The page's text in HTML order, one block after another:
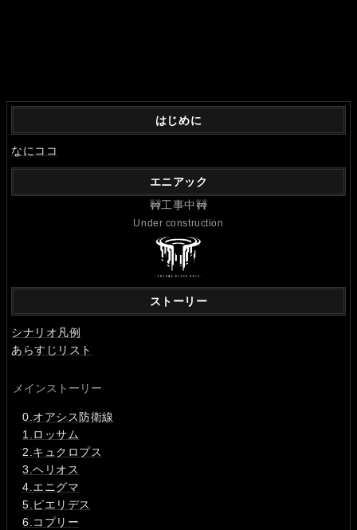
はじめに
なにココ
エニアック
🚧工事中🚧
Under construction
ストーリー
シナリオ凡例
あらすじリスト
メインストーリー
0.オアシス防衛線
1.ロッサム
2.キュクロプス
3.ヘリオス
4.エニグマ
5.ピエリデス
6.コプリー